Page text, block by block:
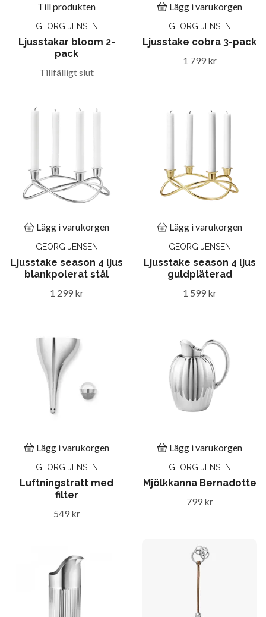
Till produkten
GEORG JENSEN
Ljusstakar bloom 2-
pack
Tillfälligt slut
Lägg i varukorgen
GEORG JENSEN
Ljusstake cobra 3-pack
1 799 kr
Lägg i varukorgen
GEORG JENSEN
Ljusstake season 4 ljus
blankpolerat stål
1 299 kr
Lägg i varukorgen
GEORG JENSEN
Ljusstake season 4 ljus
guldpläterad
1 599 kr
Lägg i varukorgen
GEORG JENSEN
Luftningstratt med
filter
549 kr
Lägg i varukorgen
GEORG JENSEN
Mjölkkanna Bernadotte
799 kr